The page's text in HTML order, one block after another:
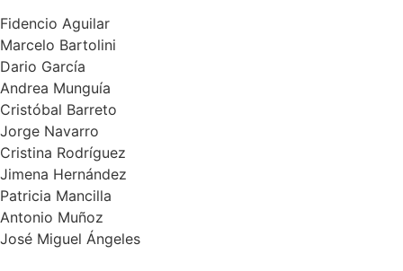
Fidencio Aguilar
Marcelo Bartolini
Dario García
Andrea Munguía
Cristóbal Barreto
Jorge Navarro
Cristina Rodríguez
Jimena Hernández
Patricia Mancilla
Antonio Muñoz
José Miguel Ángeles